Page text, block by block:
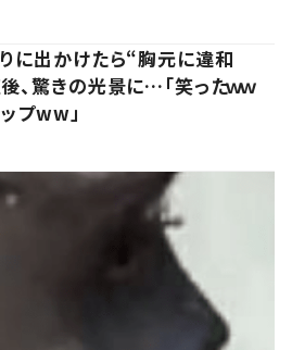
に出かけたら“胸元に違和
、驚きの光景に…「笑ったｗｗ
ップww」